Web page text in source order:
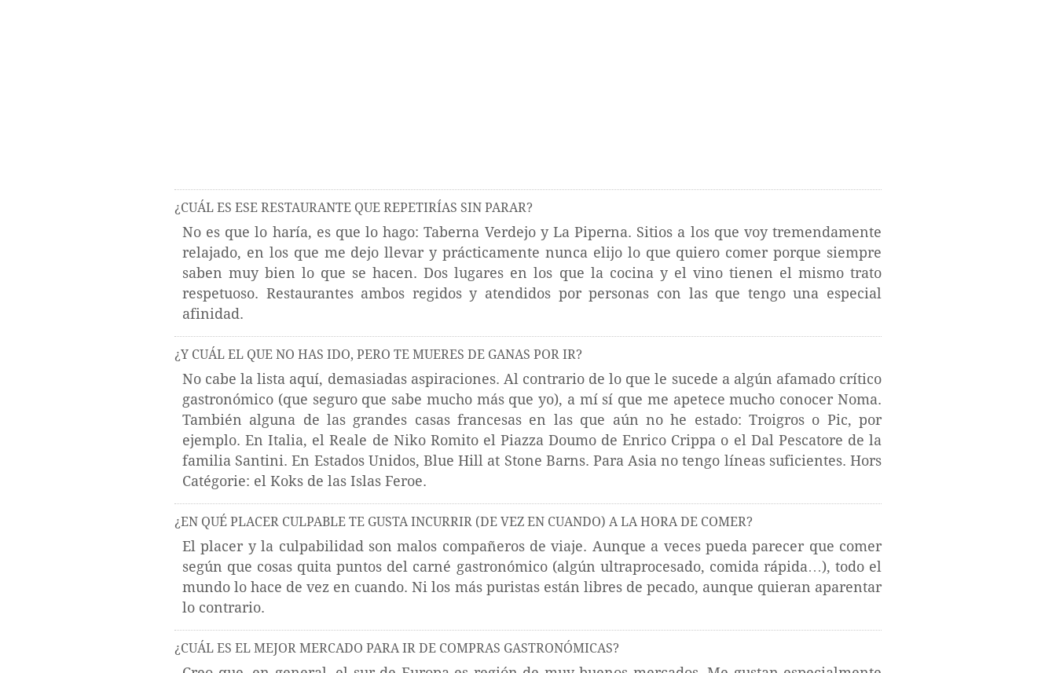
¿CUÁL ES ESE RESTAURANTE QUE REPETIRÍAS SIN PARAR?
No es que lo haría, es que lo hago: Taberna Verdejo y La Piperna. Sitios a los que voy tremendamente
relajado, en los que me dejo llevar y prácticamente nunca elijo lo que quiero comer porque siempre
saben muy bien lo que se hacen. Dos lugares en los que la cocina y el vino tienen el mismo trato
respetuoso. Restaurantes ambos regidos y atendidos por personas con las que tengo una especial
afinidad.
¿Y CUÁL EL QUE NO HAS IDO, PERO TE MUERES DE GANAS POR IR?
No cabe la lista aquí, demasiadas aspiraciones. Al contrario de lo que le sucede a algún afamado crítico
gastronómico (que seguro que sabe mucho más que yo), a mí sí que me apetece mucho conocer Noma.
También alguna de las grandes casas francesas en las que aún no he estado: Troigros o Pic, por
ejemplo. En Italia, el Reale de Niko Romito el Piazza Doumo de Enrico Crippa o el Dal Pescatore de la
familia Santini. En Estados Unidos, Blue Hill at Stone Barns. Para Asia no tengo líneas suficientes. Hors
Catégorie: el Koks de las Islas Feroe.
¿EN QUÉ PLACER CULPABLE TE GUSTA INCURRIR (DE VEZ EN CUANDO) A LA HORA DE COMER?
El placer y la culpabilidad son malos compañeros de viaje. Aunque a veces pueda parecer que comer
según que cosas quita puntos del carné gastronómico (algún ultraprocesado, comida rápida…), todo el
mundo lo hace de vez en cuando. Ni los más puristas están libres de pecado, aunque quieran aparentar
lo contrario.
¿CUÁL ES EL MEJOR MERCADO PARA IR DE COMPRAS GASTRONÓMICAS?